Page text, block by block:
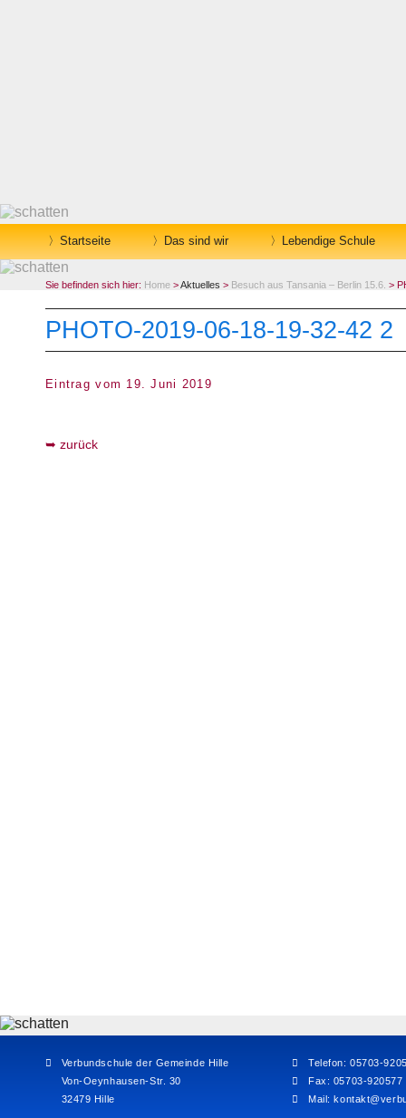
Startseite Das sind wir Lebendige Schule
Sie befinden sich hier: Home >Aktuelles > Besuch aus Tansania – Berlin 15.6. >
PHOTO-2019-06-18-19-32-42 2
Eintrag vom 19. Juni 2019
zurück
Verbundschule der Gemeinde Hille
Von-Oeynhausen-Str. 30
32479 Hille
Telefon: 05703-
Fax: 05703-920577
Mail: